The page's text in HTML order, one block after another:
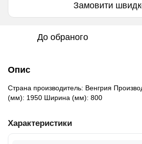
Замовити
До обраного
Опис
Cтрана производитель: Венгрия
(мм): 1950 Ширина (мм): 800
Характеристики